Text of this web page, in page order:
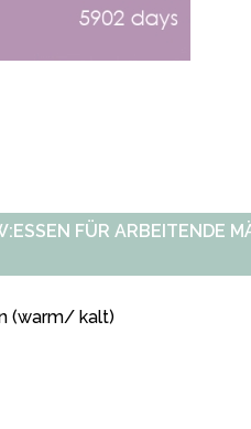
FÜR ARBEITENDE
(warm/ kalt)